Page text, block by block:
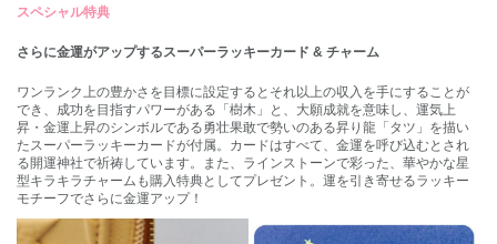
スペシャル特典
さらに金運がアップするスーパーラッキーカード & チャーム
ワンランク上の豊かさを目標に設定するとそれ以上の収入を手にすることが
でき、成功を目指すパワーがある「樹木」と、大願成就を意味し、運気上
昇・金運上昇のシンボルである勇壮果敢で勢いのある昇り龍「タツ」を描い
たスーパーラッキーカードが付属。カードはすべて、金運を呼び込むとされ
る開運神社で祈祷しています。また、ラインストーンで彩った、華やかな星
型キラキラチャームも購入特典としてプレゼント。運を引き寄せるラッキー
モチーフでさらに金運アップ！